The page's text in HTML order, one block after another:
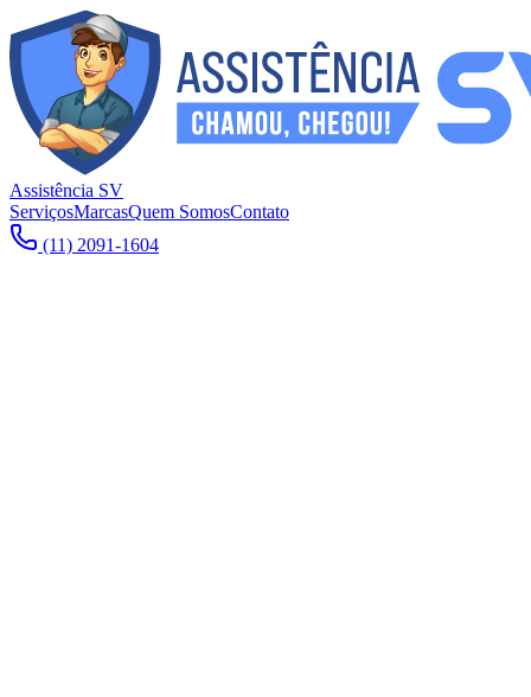
Assistência SV
ServiçosMarcasQuem SomosContato
(11) 2091-1604